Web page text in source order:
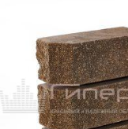
числа
/ площадь